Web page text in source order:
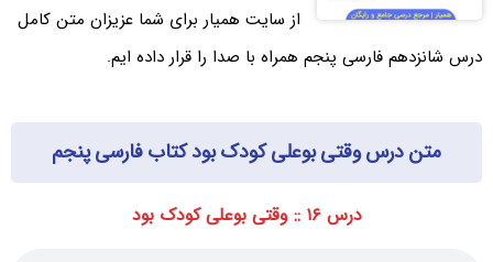
از سایت همیار برای شما عزیزان متن کامل
درس شانزدهم فارسی پنجم همراه با صدا را قرار داده ایم.
متن درس وقتی بوعلی کودک بود کتاب فارسی پنجم
درس ۱۶ :: وقتی بوعلی کودک بود